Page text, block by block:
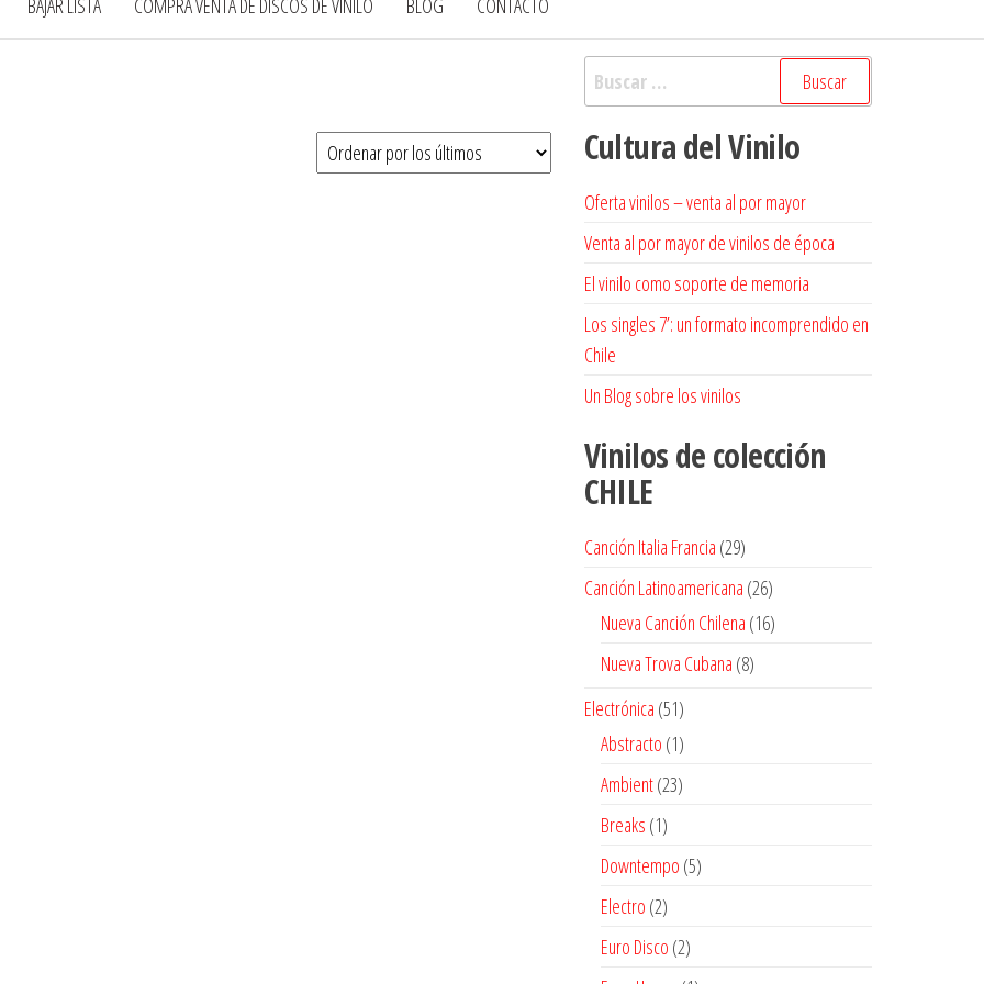
BAJAR LISTA COMPRA VENTA DE DISCOS DE VINILO BLOG CONTACTO
Buscar:
Cultura del Vinilo
Oferta vinilos – venta al por mayor
Venta al por mayor de vinilos de época
El vinilo como soporte de memoria
Los singles 7’: un formato incomprendido en
Chile
Un Blog sobre los vinilos
Vinilos de colección
CHILE
Canción Italia Francia 2929
productos
Canción Latinoamericana 2626
productos
Nueva Canción Chilena 1616
Nueva Trova Cubana 88
Electrónica 5151
productos
Abstracto 11
producto
Ambient 2323
Breaks 11
producto
Downtempo 55
Electro 22
productos
Euro Disco 22
productos